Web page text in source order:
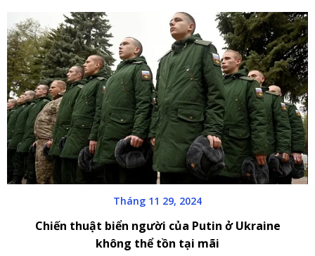
Tháng 11 29, 2024
Chiến thuật biển người của Putin ở Ukraine
không thể tồn tại mãi